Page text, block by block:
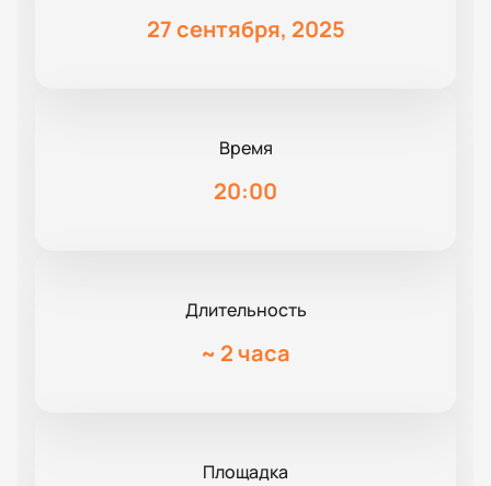
27 сентября, 2025
Время
20:00
Длительность
~ 2 часа
Площадка